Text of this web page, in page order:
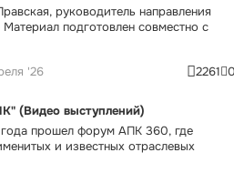
руководитель направления
подготовлен совместно с
'26 2261
(Видео выступлений)
прошел форум АПК 360, где
и известных отраслевых